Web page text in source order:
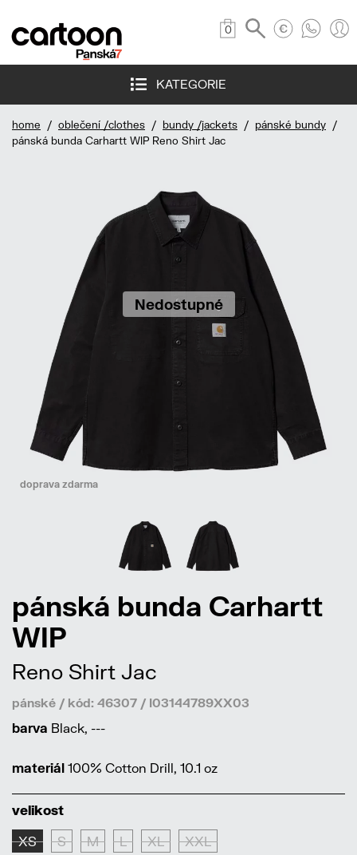
0
KATEGORIE
home / oblečení /clothes / bundy /jackets / pánské bundy /
pánská bunda Carhartt WIP Reno Shirt Jac
Nedostupné
doprava zdarma
pánská bunda Carhartt
WIP
Reno Shirt Jac
pánské / kód: 46307 / I03144789XX03
barva Black, ---
materiál 100% Cotton Drill, 10.1 oz
velikost
XS S M L XL XXL